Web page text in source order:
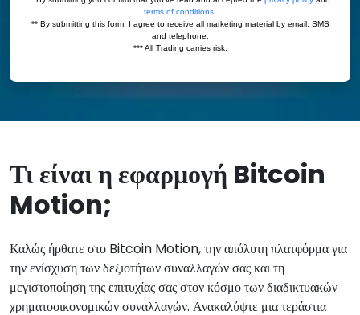
Τι είναι η εφαρμογή Bitcoin
Motion;
Καλώς ήρθατε στο Bitcoin Motion, την απόλυτη πλατφόρμα για
την ενίσχυση των δεξιοτήτων συναλλαγών σας και τη
μεγιστοποίηση της επιτυχίας σας στον κόσμο των διαδικτυακών
χρηματοοικονομικών συναλλαγών. Ανακαλύψτε μια τεράστια